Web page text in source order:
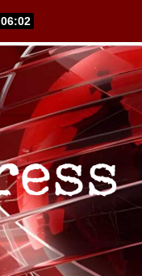
06:02